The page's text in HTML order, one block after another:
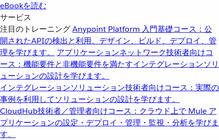
eBookを読む
サービス
注目のトレーニングAnypoint Platform 入門基礎コース：公
開されたAPIの検出と利用、デザイン、ビルド、デプロイ、管
理を学びます。
アプリケーションネットワーク技術者向けコ
ース：機能要件と非機能要件を満たすインテグレーションソリ
ューションの設計を学びます。
インテグレーションソリューション技術者向けコース：実際の
事例を利用してソリューションの設計を学びます。
CloudHub技術者／管理者向けコース：クラウド上で Mule ア
プリケーションの設定・デプロイ・管理・監視・分析を学びま
す。